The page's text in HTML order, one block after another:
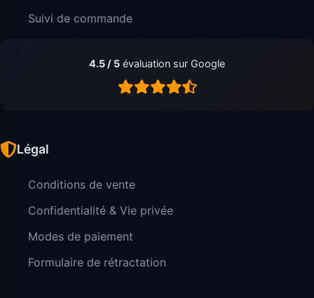
Suivi de commande
4.5 / 5 évaluation sur Google
Légal
Conditions de vente
Confidentialité & Vie privée
Modes de paiement
Formulaire de rétractation